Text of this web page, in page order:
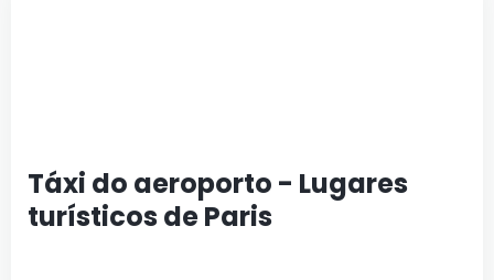
Táxi do aeroporto - Lugares
turísticos de Paris